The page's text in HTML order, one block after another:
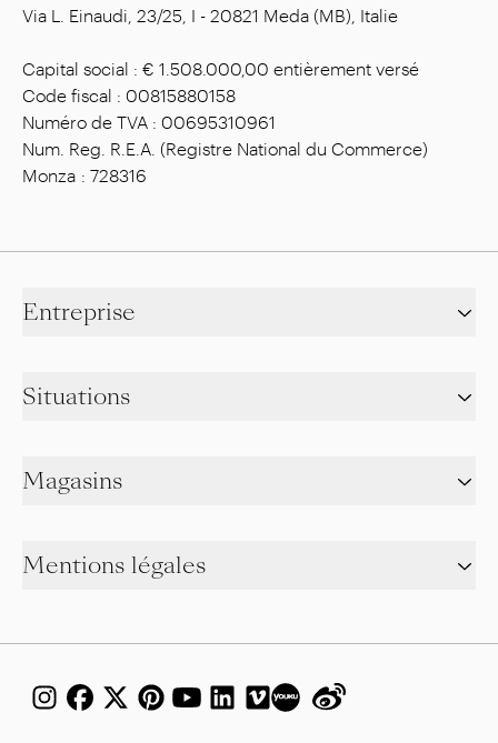
Via L. Einaudi, 23/25, I - 20821 Meda (MB), Italie
Capital social : € 1.508.000,00 entièrement versé
Code fiscal : 00815880158
Numéro de TVA : 00695310961
Num. Reg. R.E.A. (Registre National du Commerce)
Monza : 728316
Entreprise
Situations
Magasins
Mentions légales